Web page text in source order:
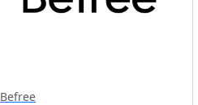
Befree